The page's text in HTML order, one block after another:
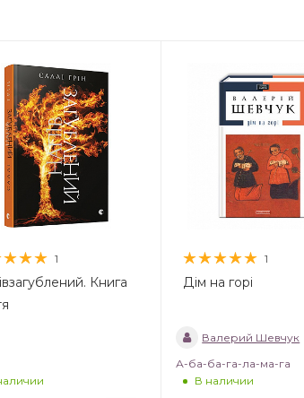
1
Книга
1
Дім на горі
Валерий Шевчук
А-ба-ба-га-ла-ма-га
В наличии